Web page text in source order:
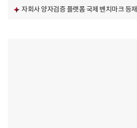
자회사 양자검증 플랫폼 국제 벤치마크 등재